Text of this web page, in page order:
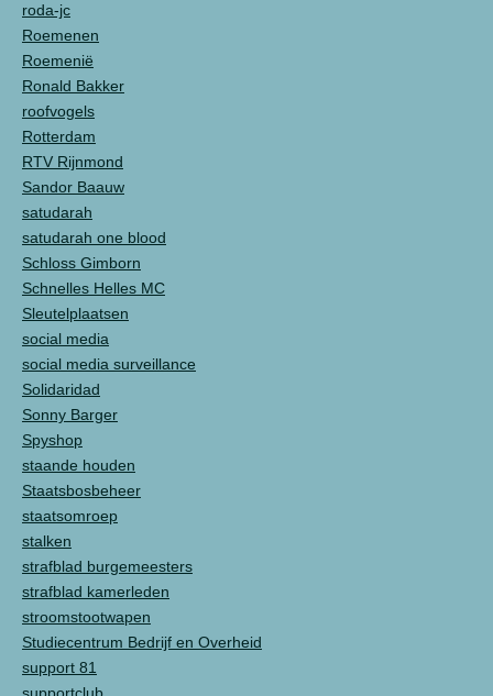
roda-jc
Roemenen
Roemenië
Ronald Bakker
roofvogels
Rotterdam
RTV Rijnmond
Sandor Baauw
satudarah
satudarah one blood
Schloss Gimborn
Schnelles Helles MC
Sleutelplaatsen
social media
social media surveillance
Solidaridad
Sonny Barger
Spyshop
staande houden
Staatsbosbeheer
staatsomroep
stalken
strafblad burgemeesters
strafblad kamerleden
stroomstootwapen
Studiecentrum Bedrijf en Overheid
support 81